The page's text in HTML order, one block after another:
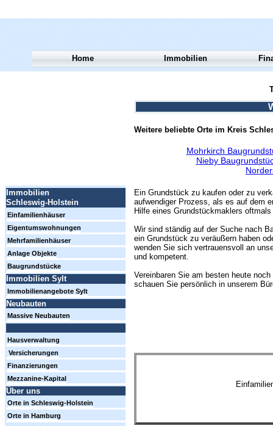
Weitere beliebte Orte im Kreis
Mohrkirch
Nieby
Ein Grundstück zu kaufen oder zu
aufwendiger Prozess, als es auf dem
Hilfe eines Grundstückmaklers
Wir sind ständig auf der Suche nach
ein Grundstück zu veräußern haben
wenden Sie sich vertrauensvoll an
und kompetent.
Vereinbaren Sie am besten heute
schauen Sie persönlich in unserem
Home Immobilien
Immobilien
Schleswig-Holstein
Einfamilienhäuser
Eigentumswohnungen
Mehrfamilienhäuser
Anlage Objekte
Baugrundstücke
Immobilien Sylt
Immobilienangebote Sylt
Neubauten
Massive Neubauten
Hausverwaltung
Versicherungen
Finanzierungen
Mezzanine-Kapital
Über uns
Orte in Schleswig-Holstein
Orte in Hamburg